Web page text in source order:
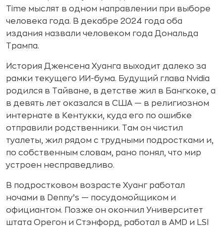
Time мыслят в одном направлении при выборе
человека года. В декабре 2024 года оба
издания назвали человеком года Дональда
Трампа.
История Дженсена Хуанга выходит далеко за
рамки текущего ИИ-бума. Будущий глава Nvidia
родился в Тайване, в детстве жил в Бангкоке, а
в девять лет оказался в США — в религиозном
интернате в Кентукки, куда его по ошибке
отправили родственники. Там он чистил
туалеты, жил рядом с трудными подростками и,
по собственным словам, рано понял, что мир
устроен несправедливо.
В подростковом возрасте Хуанг работал
ночами в Denny’s — посудомойщиком и
официантом. Позже он окончил Университет
штата Орегон и Стэнфорд, работал в AMD и LSI